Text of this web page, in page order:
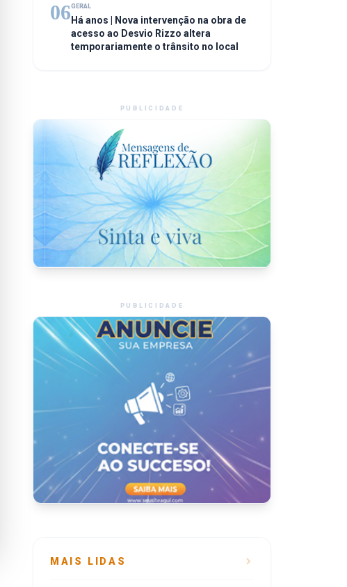
06GERAL
Há anos | Nova intervenção na obra de
acesso ao Desvio Rizzo altera
temporariamente o trânsito no local
PUBLICIDADE
PUBLICIDADE
MAIS LIDAS